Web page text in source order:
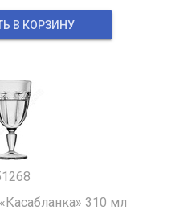
В КОРЗИНУ
310 мл